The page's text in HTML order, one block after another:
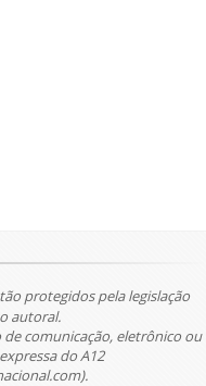
protegidos pela legislação
autoral.
comunicação, eletrônico ou
do A12